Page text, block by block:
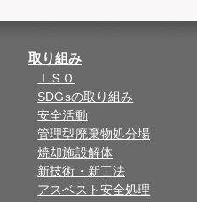
取り組み
ＩＳＯ
SDGsの取り組み
安全活動
管理型廃棄物処分場
焼却施設解体
新技術・新工法
アスベスト安全処理